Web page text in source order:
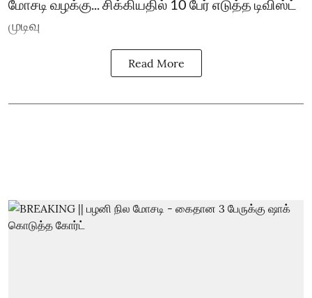
மோசடி வழக்கு... சிக்கியதில் 10 பேர் எடுத்த டிவிஸ்ட்
முடிவு
Read More